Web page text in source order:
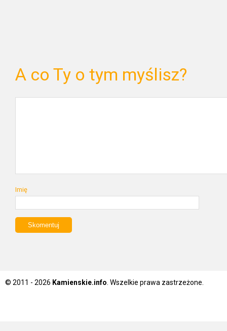
A co Ty o tym myślisz?
Imię
© 2011 - 2026 Kamienskie.info . Wszelkie prawa zastrzeżone.